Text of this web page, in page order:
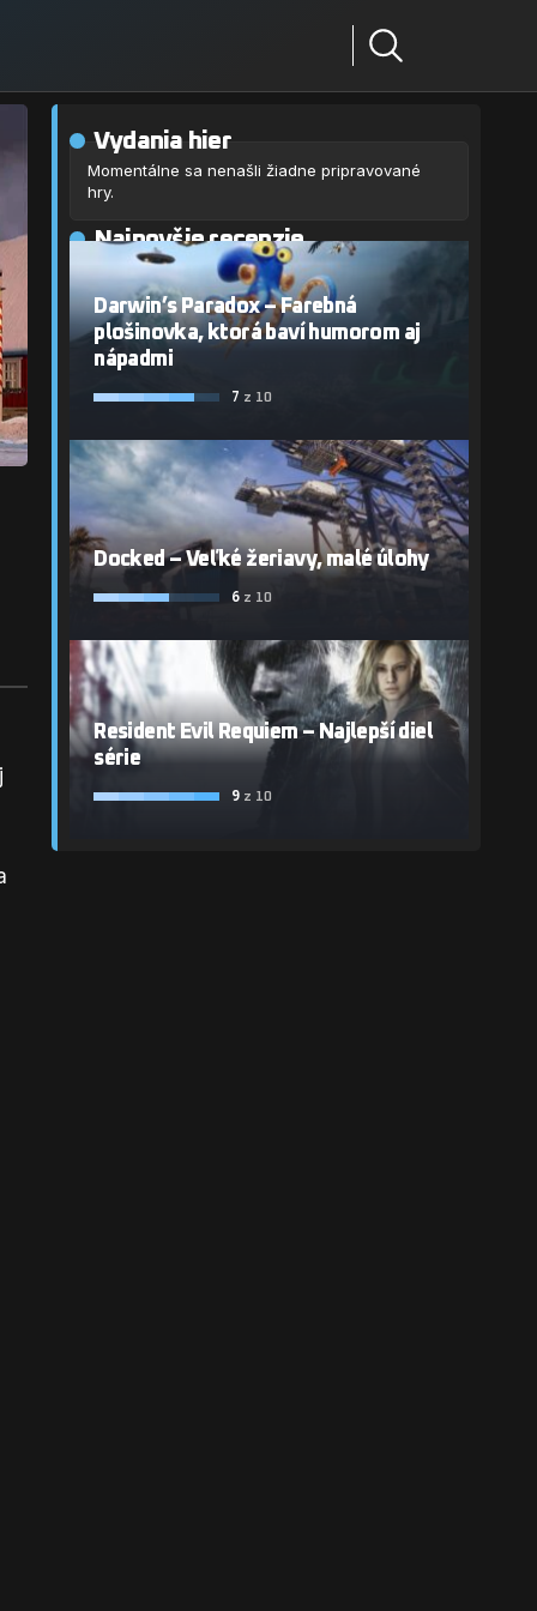
Vydania hier
Momentálne sa nenašli žiadne pripravované
hry.
Najnovšie recenzie
Darwin’s Paradox – Farebná
plošinovka, ktorá baví humorom aj
nápadmi
7 z 10
Docked – Veľké žeriavy, malé úlohy
6 z 10
Resident Evil Requiem – Najlepší diel
série
9 z 10